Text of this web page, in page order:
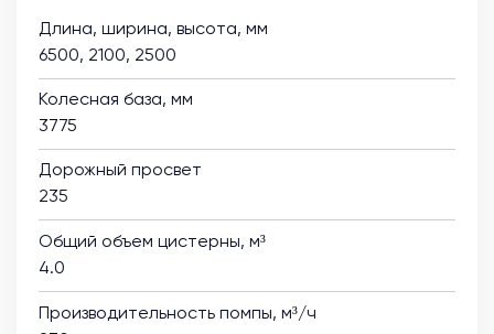
Длина, ширина, высота, мм
6500, 2100, 2500
Колесная база, мм
3775
Дорожный просвет
235
Общий объем цистерны, м³
4.0
Производительность помпы, м³/ч